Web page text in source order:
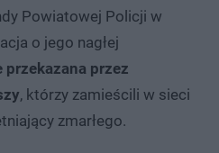
Powiatowej Policji w
o jego nagłej
przekazana przez
, którzy zamieścili w sieci
zmarłego.